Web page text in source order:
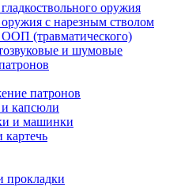
оружия
с нарезным стволом
(травматического)
и шумовые
патронов
капсюли
и машинки
картечь